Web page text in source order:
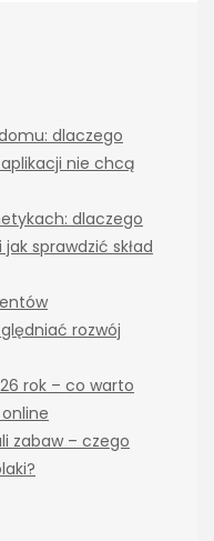
dlaczego
nie chcą
dlaczego
sprawdzić skład
rozwój
rok – co warto
zabaw – czego